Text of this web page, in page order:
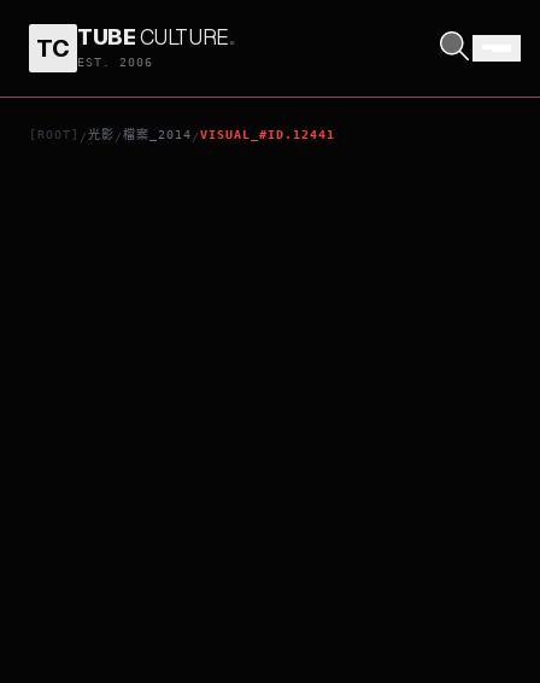
TC TUBECULTURE.
EST. 2006
[ROOT] /光影 /檔案_2014 /VISUAL_#ID.12441
單身男女2